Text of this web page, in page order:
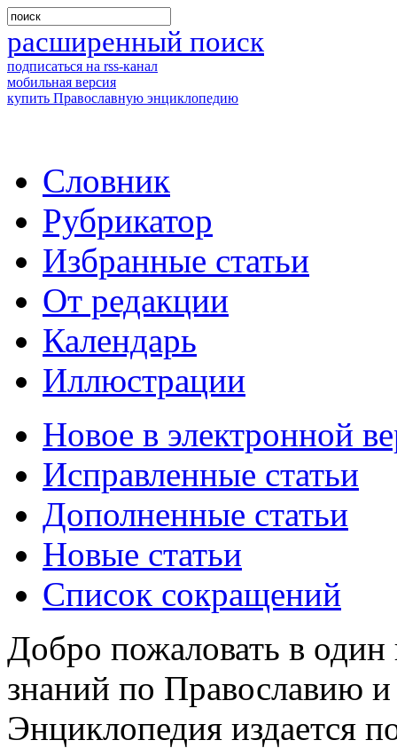
расширенный поиск
подписаться на rss-канал
мобильная версия
купить Православную энциклопедию
Словник
Рубрикатор
Избранные статьи
От редакции
Календарь
Иллюстрации
Новое в электронной
Исправленные статьи
Дополненные статьи
Новые статьи
Список сокращений
Добро пожаловать в
знаний по Православию
Энциклопедия издается